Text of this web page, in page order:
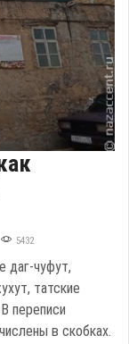
5432
даг-чуфут,
татские
переписи
в скобках.